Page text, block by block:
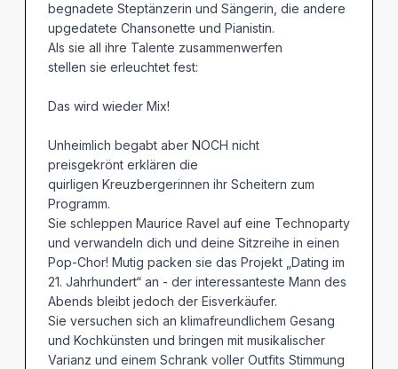
begnadete Steptänzerin und Sängerin, die andere
upgedatete Chansonette und Pianistin.
Als sie all ihre Talente zusammenwerfen
stellen sie erleuchtet fest:
Das wird wieder Mix!
Unheimlich begabt aber NOCH nicht
preisgekrönt erklären die
quirligen Kreuzbergerinnen ihr Scheitern zum
Programm.
Sie schleppen Maurice Ravel auf eine Technoparty
und verwandeln dich und deine Sitzreihe in einen
Pop-Chor! Mutig packen sie das Projekt „Dating im
21. Jahrhundert“ an - der interessanteste Mann des
Abends bleibt jedoch der Eisverkäufer.
Sie versuchen sich an klimafreundlichem Gesang
und Kochkünsten und bringen mit musikalischer
Varianz und einem Schrank voller Outfits Stimmung